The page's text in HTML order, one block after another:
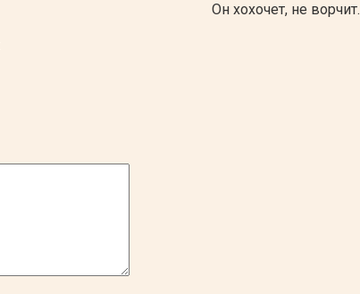
Он хохочет, не ворчит.